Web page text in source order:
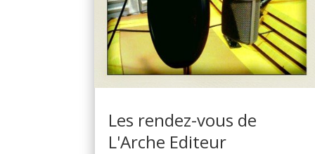
Les rendez-vous de
L'Arche Editeur